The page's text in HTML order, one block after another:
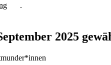
.
2025